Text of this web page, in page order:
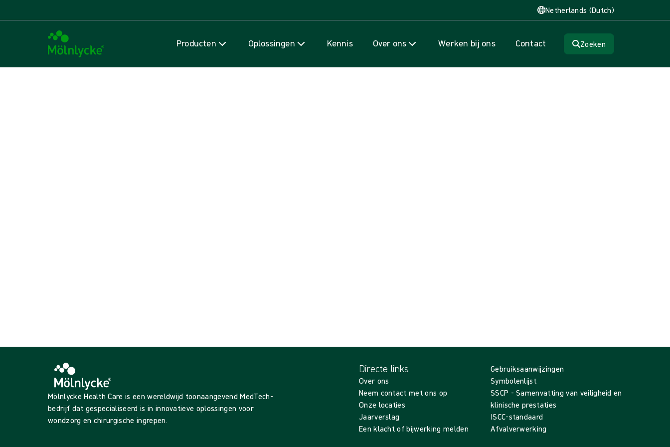
Netherlands (Dutch)
Producten Oplossingen Kennis Over ons Werken bij ons Contact Zoeken
Mölnlycke Health Care is een wereldwijd toonaangevend MedTech-
bedrijf dat gespecialiseerd is in innovatieve oplossingen voor
wondzorg en chirurgische ingrepen.
Directe links
Over ons
Neem contact met ons op
Onze locaties
Jaarverslag
Een klacht of bijwerking melden
Gebruiksaanwijzingen
Symbolenlijst
SSCP - Samenvatting van veiligheid en
klinische prestaties
ISCC-standaard
Afvalverwerking